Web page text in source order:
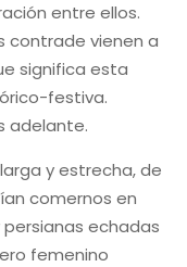
entre ellos.
contrade vienen a
significa esta
festiva.
adelante.
y estrecha, de
comernos en
echadas
femenino